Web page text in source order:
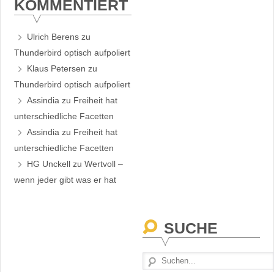
KOMMENTIERT
Ulrich Berens zu
Thunderbird optisch aufpoliert
Klaus Petersen zu
Thunderbird optisch aufpoliert
Assindia zu Freiheit hat
unterschiedliche Facetten
Assindia zu Freiheit hat
unterschiedliche Facetten
HG Unckell zuWertvoll –
wenn jeder gibt was er hat
SUCHE